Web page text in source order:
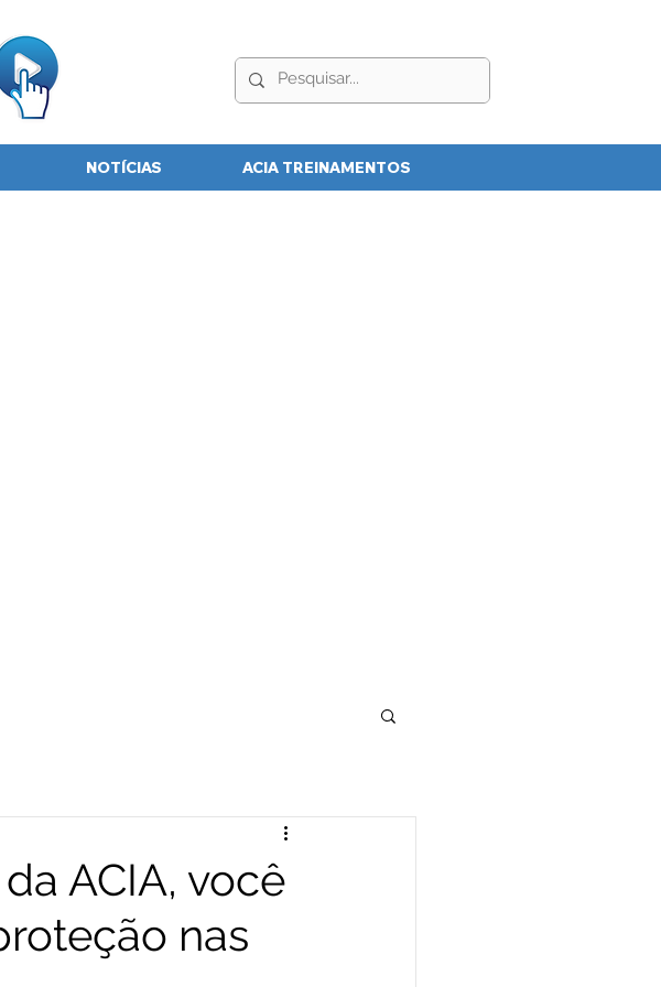
NOTÍCIAS ACIA TREINAMENTOS
ACIA, você
nas